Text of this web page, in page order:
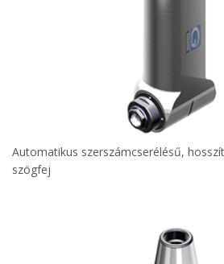
Automatikus szerszámcserélésű,
szögfej